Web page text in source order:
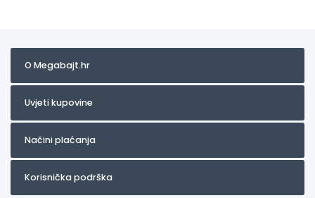
O Megabajt.hr
Uvjeti kupovine
Načini plaćanja
Korisnička podrška